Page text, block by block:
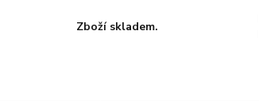
Zboží skladem.